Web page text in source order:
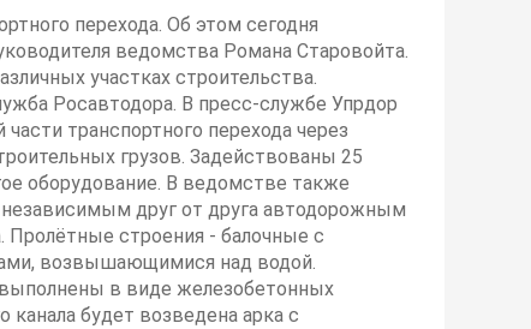
перехода. Об этом сегодня
ведомства Романа Старовойта.
участках строительства.
Росавтодора. В пресс-службе Упрдор
транспортного перехода через
грузов. Задействованы 25
оборудование. В ведомстве также
друг от друга автодорожным
строения - балочные с
возвышающимися над водой.
в виде железобетонных
будет возведена арка с